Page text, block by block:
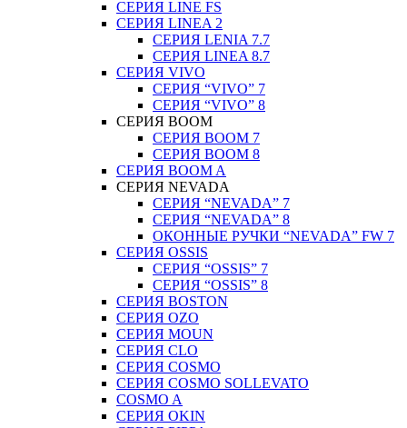
СЕРИЯ LINE FS
СЕРИЯ LINEA 2
СЕРИЯ LENIA 7.7
СЕРИЯ LINEA 8.7
СЕРИЯ VIVO
СЕРИЯ “VIVO” 7
СЕРИЯ “VIVO” 8
СЕРИЯ ВOOM
СЕРИЯ ВOOM 7
СЕРИЯ ВOOM 8
СЕРИЯ ВOOM A
СЕРИЯ NEVADA
СЕРИЯ “NEVADA” 7
СЕРИЯ “NEVADA” 8
ОКОННЫЕ РУЧКИ “NEVADA” FW 7
СЕРИЯ OSSIS
СЕРИЯ “OSSIS” 7
СЕРИЯ “OSSIS” 8
СЕРИЯ ВOSTON
CЕРИЯ OZO
СЕРИЯ MOUN
СЕРИЯ CLO
СЕРИЯ COSMO
СЕРИЯ COSMO SOLLEVATO
COSMO A
СЕРИЯ OKIN